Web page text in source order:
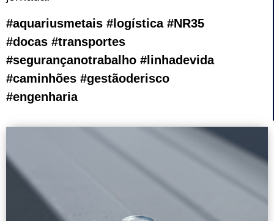
#aquariusmetais #logística #NR35
#docas #transportes
#segurançanotrabalho #linhadevida
#caminhões #gestãoderisco
#engenharia